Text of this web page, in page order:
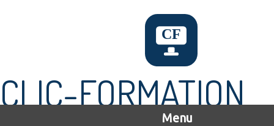
CLIC-FORMATION
Menu